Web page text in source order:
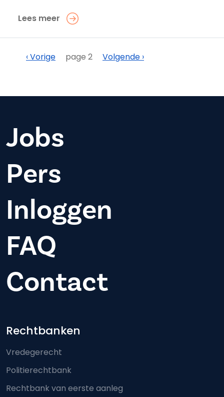
Lees meer
Paginering
Vorige
‹ Vorige page 2 Volgende
Volgende ›
Jobs
Pers
Inloggen
FAQ
Contact
Footer-menu
Rechtbanken
Vredegerecht
Politierechtbank
Rechtbank van eerste aanleg